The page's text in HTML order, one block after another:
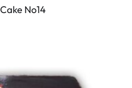
Cake No14